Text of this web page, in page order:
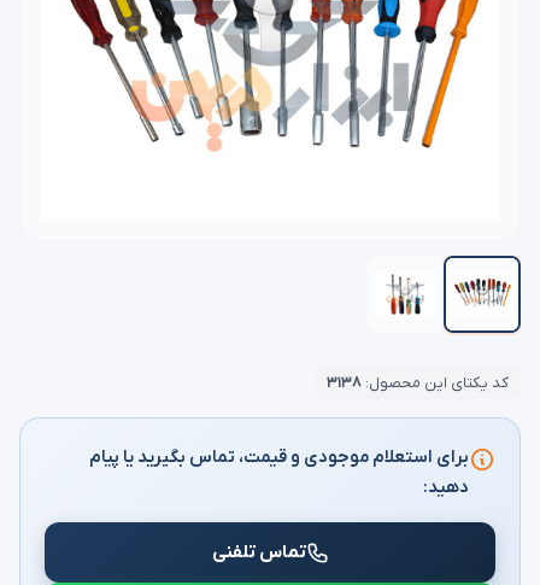
کد یکتای این محصول: ۳۱۳۸
برای استعلام موجودی و قیمت، تماس بگیرید یا پیام
دهید:
تماس تلفنی